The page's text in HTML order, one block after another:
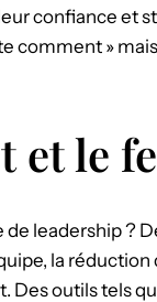
confiance et
comment »
et le
leadership ?
la
Des outils tels